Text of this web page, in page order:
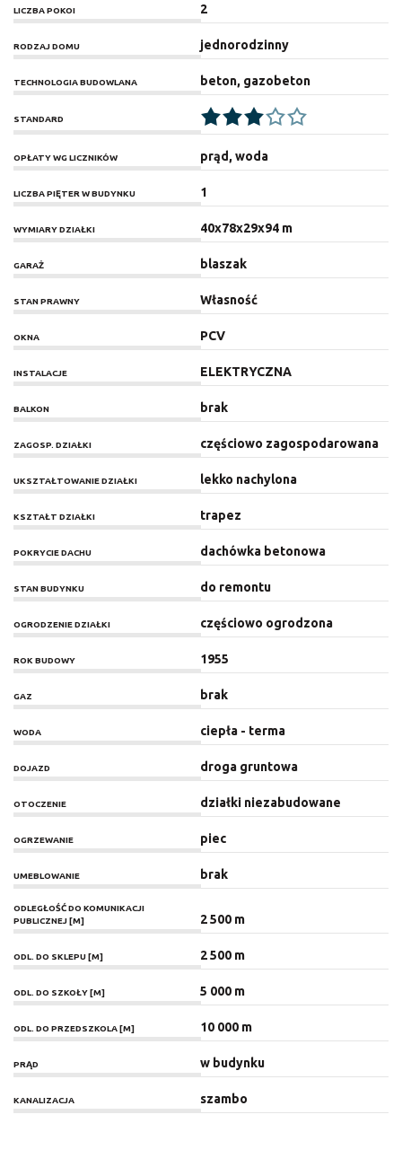
LICZBA POKOI 2
RODZAJ DOMU jednorodzinny
TECHNOLOGIA BUDOWLANA beton, gazobeton
STANDARD
OPŁATY WG LICZNIKÓW prąd, woda
LICZBA PIĘTER W BUDYNKU 1
WYMIARY DZIAŁKI 40x78x29x94 m
GARAŻ blaszak
STAN PRAWNY Własność
OKNA PCV
INSTALACJE ELEKTRYCZNA
BALKON brak
ZAGOSP. DZIAŁKI częściowo zagospodarowana
UKSZTAŁTOWANIE DZIAŁKI lekko nachylona
KSZTAŁT DZIAŁKI trapez
POKRYCIE DACHU dachówka betonowa
STAN BUDYNKU do remontu
OGRODZENIE DZIAŁKI częściowo ogrodzona
ROK BUDOWY 1955
GAZ brak
WODA ciepła - terma
DOJAZD droga gruntowa
OTOCZENIE działki niezabudowane
OGRZEWANIE piec
UMEBLOWANIE brak
ODLEGŁOŚĆ DO KOMUNIKACJI
PUBLICZNEJ [M]
2 500 m
ODL. DO SKLEPU [M] 2 500 m
ODL. DO SZKOŁY [M] 5 000 m
ODL. DO PRZEDSZKOLA [M] 10 000 m
PRĄD w budynku
KANALIZACJA szambo